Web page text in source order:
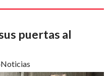
puertas al